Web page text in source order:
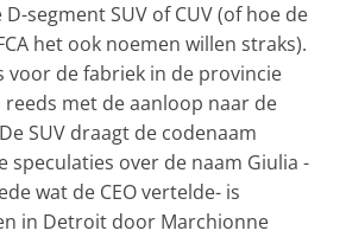
segment SUV of CUV (of hoe de
het ook noemen willen straks).
voor de fabriek in de provincie
met de aanloop naar de
SUV draagt de codenaam
speculaties over de naam Giulia -
wat de CEO vertelde- is
in Detroit door Marchionne